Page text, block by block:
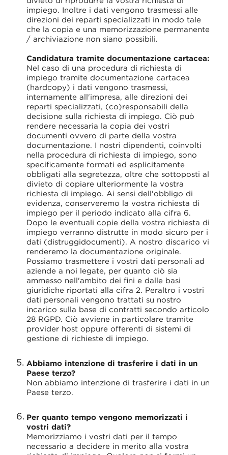
impiego. Inoltre i dati vengono trasmessi alle
direzioni dei reparti specializzati in modo tale
che la copia e una memorizzazione permanente
/ archiviazione non siano possibili.
Candidatura tramite documentazione cartacea:
Nel caso di una procedura di richiesta di
impiego tramite documentazione cartacea
(hardcopy) i dati vengono trasmessi,
internamente all'impresa, alle direzioni dei
reparti specializzati, (co)responsabili della
decisione sulla richiesta di impiego. Ciò può
rendere necessaria la copia dei vostri
documenti ovvero di parte della vostra
documentazione. I nostri dipendenti, coinvolti
nella procedura di richiesta di impiego, sono
specificamente formati ed esplicitamente
obbligati alla segretezza, oltre che sottoposti al
divieto di copiare ulteriormente la vostra
richiesta di impiego. Ai sensi dell'obbligo di
evidenza, conserveremo la vostra richiesta di
impiego per il periodo indicato alla cifra 6.
Dopo le eventuali copie della vostra richiesta di
impiego verranno distrutte in modo sicuro per i
dati (distruggidocumenti). A nostro discarico vi
renderemo la documentazione originale.
Possiamo trasmettere i vostri dati personali ad
aziende a noi legate, per quanto ciò sia
ammesso nell'ambito dei fini e dalle basi
giuridiche riportati alla cifra 2. Peraltro i vostri
dati personali vengono trattati su nostro
incarico sulla base di contratti secondo articolo
28 RGPD. Ciò avviene in particolare tramite
provider host oppure offerenti di sistemi di
gestione di richieste di impiego.
Abbiamo intenzione di trasferire i dati in un
Paese terzo?
Non abbiamo intenzione di trasferire i dati in un
Paese terzo.
Per quanto tempo vengono memorizzati i
vostri dati?
Memorizziamo i vostri dati per il tempo
necessario a decidere in merito alla vostra